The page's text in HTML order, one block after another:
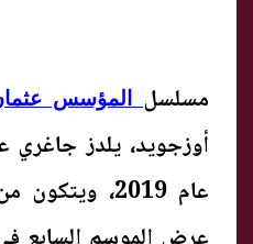
مسلسل المؤسس
أوزجوید، يلدز